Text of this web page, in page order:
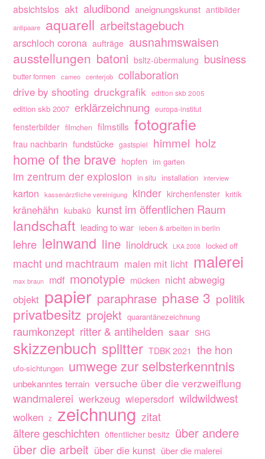
absichtslos akt aludibond aneignungskunst antibilder
antipaare aquarell arbeitstagebuch
arschloch corona aufträge ausnahmswaisen
ausstellungen batoni bsltz-übermalung business
butter formen cameo centerjob collaboration
drive by shooting druckgrafik edition skb 2005
edition skb 2007 erklärzeichnung europa-institut
fensterbilder filmchen filmstills fotografie
frau nachbarin fundstücke gastspiel himmel holz
home of the brave hopfen im garten
im zentrum der explosion in situ installation interview
karton kassenärztliche vereinigung kinder kirchenfenster kritik
kränehähn kubakü kunst im öffentlichen Raum
landschaft leading to war leben & arbeiten in berlin
lehre leinwand line linoldruck LKA 2008 locked off
macht und machtraum malen mit licht malerei
max braun mdf monotypie mücken nicht abwegig
objekt papier paraphrase phase 3 politik
privatbesitz projekt quarantänezeichnung
raumkonzept ritter & antihelden saar SHG
skizzenbuch splitter TDBK 2021 the hon
ufo-sichtungen umwege zur selbsterkenntnis
unbekanntes terrain versuche über die verzweiflung
wandmalerei werkzeug wiepersdorf wildwildwest
wolken z zeichnung zitat
ältere geschichten öffentlicher besitz über andere
über die arbeit über die kunst über die malerei